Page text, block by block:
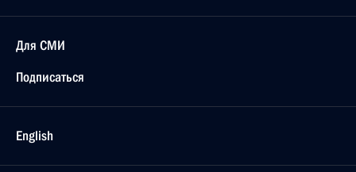
Для СМИ
Подписаться
English